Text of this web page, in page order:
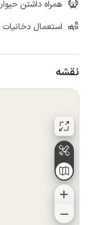
همراه داشتن
استعمال
نقشه